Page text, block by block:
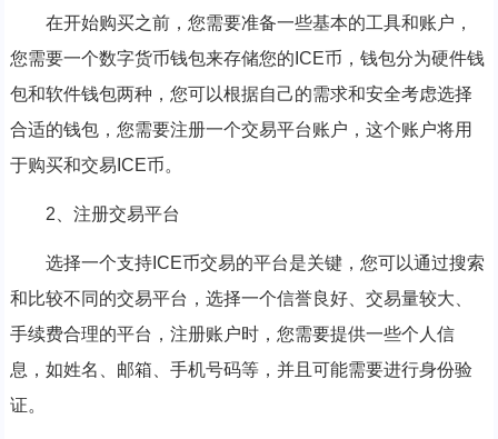
在开始购买之前，您需要准备一些基本的工具和账户，
您需要一个数字货币钱包来存储您的ICE币，钱包分为硬件钱
包和软件钱包两种，您可以根据自己的需求和安全考虑选择
合适的钱包，您需要注册一个交易平台账户，这个账户将用
于购买和交易ICE币。
2、注册交易平台
选择一个支持ICE币交易的平台是关键，您可以通过搜索
和比较不同的交易平台，选择一个信誉良好、交易量较大、
手续费合理的平台，注册账户时，您需要提供一些个人信
息，如姓名、邮箱、手机号码等，并且可能需要进行身份验
证。